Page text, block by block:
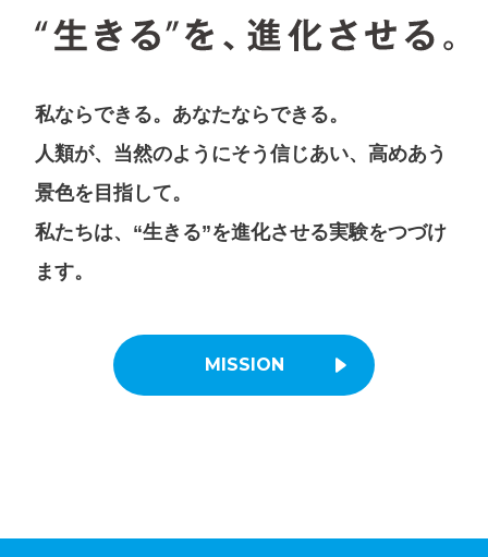
私ならできる。あなたならできる。
人類が、当然のようにそう信じあい、高めあう
景色を目指して。
私たちは、“生きる”を進化させる実験をつづけ
ます。
MISSION